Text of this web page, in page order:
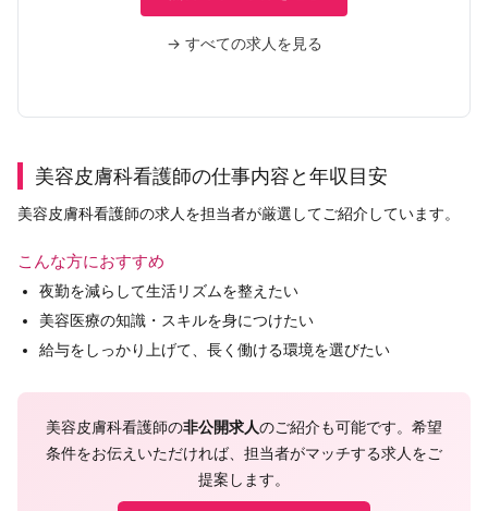
→ すべての求人を見る
美容皮膚科看護師の仕事内容と年収目安
美容皮膚科看護師の求人を担当者が厳選してご紹介しています。
こんな方におすすめ
夜勤を減らして生活リズムを整えたい
美容医療の知識・スキルを身につけたい
給与をしっかり上げて、長く働ける環境を選びたい
美容皮膚科看護師の非公開求人のご紹介も可能です。希望
条件をお伝えいただければ、担当者がマッチする求人をご
提案します。